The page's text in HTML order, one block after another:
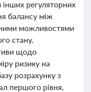
регуляторних
балансу між
можливостями
стану.
щодо
ризику на
розрахунку з
першого рівня,